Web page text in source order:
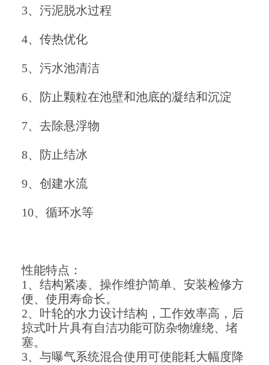
3、污泥脱水过程
4、传热优化
5、污水池清洁
6、防止颗粒在池壁和池底的凝结和沉淀
7、去除悬浮物
8、防止结冰
9、创建水流
10、循环水等
性能特点：
1、结构紧凑、操作维护简单、安装检修方
便、使用寿命长。
2、叶轮的水力设计结构，工作效率高，后
掠式叶片具有自洁功能可防杂物缠绕、堵
塞。
3、与曝气系统混合使用可使能耗大幅度降